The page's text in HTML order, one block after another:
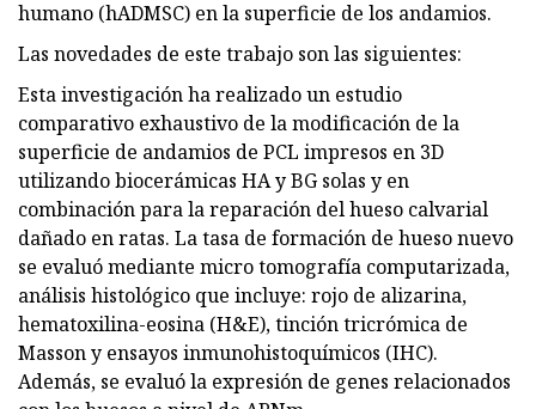
humano (hADMSC) en la superficie de los andamios.
Las novedades de este trabajo son las siguientes:
Esta investigación ha realizado un estudio
comparativo exhaustivo de la modificación de la
superficie de andamios de PCL impresos en 3D
utilizando biocerámicas HA y BG solas y en
combinación para la reparación del hueso calvarial
dañado en ratas. La tasa de formación de hueso nuevo
se evaluó mediante micro tomografía computarizada,
análisis histológico que incluye: rojo de alizarina,
hematoxilina-eosina (H&E), tinción tricrómica de
Masson y ensayos inmunohistoquímicos (IHC).
Además, se evaluó la expresión de genes relacionados